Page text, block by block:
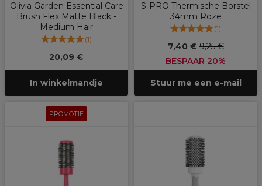
Olivia Garden Essential Care
Brush Flex Matte Black -
Medium Hair
(1)
20,09 €
In winkelmandje
S-PRO Thermische Borstel
34mm Roze
(1)
7,40 €9,25 €
BESPAAR 20%
Stuur me een e-mail
PROMOTIE